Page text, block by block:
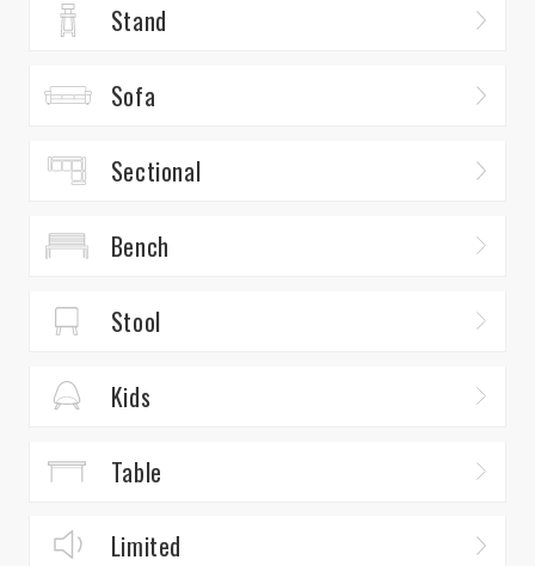
Stand
Sofa
Sectional
Bench
Stool
Kids
Table
Limited